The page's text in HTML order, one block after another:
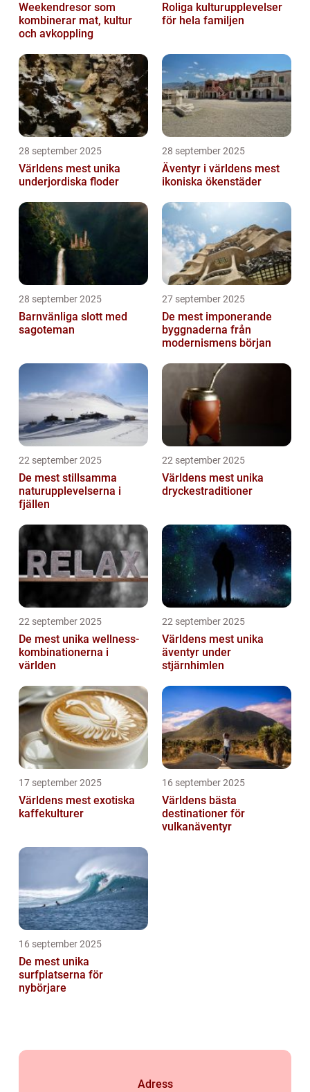
Weekendresor som
kombinerar mat, kultur
och avkoppling
Roliga kulturupplevelser
för hela familjen
28 september 2025
Världens mest unika
underjordiska floder
28 september 2025
Äventyr i världens mest
ikoniska ökenstäder
28 september 2025
Barnvänliga slott med
sagoteman
27 september 2025
De mest imponerande
byggnaderna från
modernismens början
22 september 2025
De mest stillsamma
naturupplevelserna i
fjällen
22 september 2025
Världens mest unika
dryckestraditioner
22 september 2025
De mest unika wellness-
kombinationerna i
världen
22 september 2025
Världens mest unika
äventyr under
stjärnhimlen
17 september 2025
Världens mest exotiska
kaffekulturer
16 september 2025
Världens bästa
destinationer för
vulkanäventyr
16 september 2025
De mest unika
surfplatserna för
nybörjare
Adress